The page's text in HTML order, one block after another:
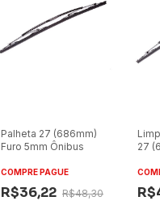
Palheta 27 (686mm)
Furo 5mm Ônibus
COMPRE PAGUE
R$36,22 R$48,30
27
Alfa